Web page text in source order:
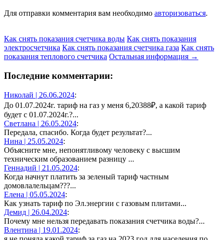
Для отправки комментария вам необходимо авторизоваться.
Как снять показания счетчика воды Как снять показания
электросчетчика Как снять показания счетчика газа Как снять
показания теплового счетчика Остальная информация →
Последние комментарии:
Николай | 26.06.2024:
До 01.07.2024г. тариф на газ у меня 6,20388₽, а какой тариф
будет с 01.07.2024г.?...
Светлана | 26.05.2024:
Передала, спасибо. Когда будет результат?...
Нина | 25.05.2024:
Объясните мне, непонятливому человеку с высшим
техническим образованием разницу ...
Геннадий | 21.05.2024:
Когда начнут платить за зеленый тариф частным
домовлалельцам???...
Елена | 05.05.2024:
Как узнать тариф по Эл.энергии с газовым плитами...
Демид | 26.04.2024:
Почему мне нельзя передавать показания счетчика воды?...
Влентина | 19.01.2024: